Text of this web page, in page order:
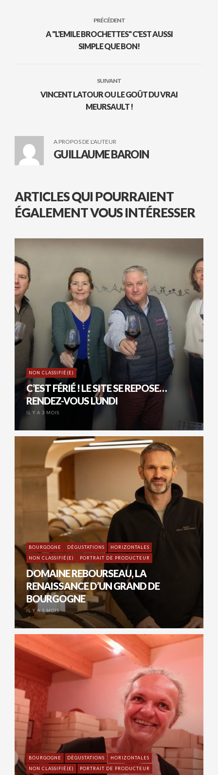
PRÉCÉDENT
A "L'EMILE BROCHETTES" C'EST AUSSI
SIMPLE QUE BON!
SUIVANT
VINCENT LATOUR OU LE GOÛT DU VRAI
MEURSAULT !
A PROPOS DE L'AUTEUR
GUILLAUME BAROIN
ARTICLES QUI POURRAIENT
ÉGALEMENT VOUS INTÉRESSER
NON CLASSIFIÉ(E)
C’EST FÉRIÉ ! LE SITE SE REPOSE…
RENDEZ-VOUS LUNDI
IL Y A 3 MOIS
BOURGOGNE DÉGUSTATIONS
HORIZONTALES
NON CLASSIFIÉ(E)
PORTRAIT DE PRODUCTEUR
DOMAINE REBOURSEAU, LA
RENAISSANCE D’UN GRAND DE
BOURGOGNE
IL Y A 5 MOIS
BOURGOGNE DÉGUSTATIONS
HORIZONTALES
NON CLASSIFIÉ(E)
PORTRAIT DE PRODUCTEUR